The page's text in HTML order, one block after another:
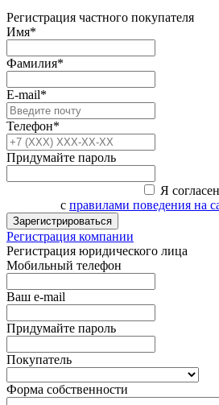
Регистрация частного покупателя
Имя*
Фамилия*
E-mail*
Телефон*
Придумайте пароль
Я согласен
с правилами поведения на
Зарегистрироваться
Регистрация компании
Регистрация юридического лица
Мобильный телефон
Ваш e-mail
Придумайте пароль
Покупатель
Форма собственности